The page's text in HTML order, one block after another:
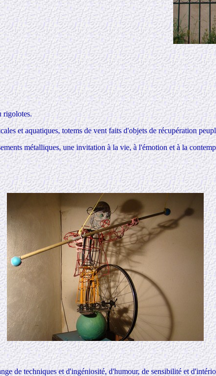
rigolotes.
et aquatiques, totems de vent faits d'objets de récupération
métalliques,une invitation à la vie,à l'émotion et à la
de techniques et d'ingéniosité, d'humour, de sensibilité et